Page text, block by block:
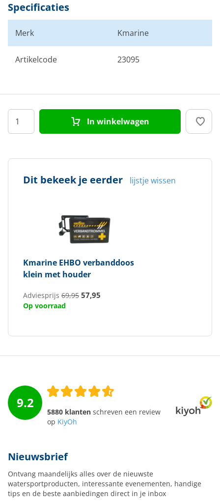
Specificaties
Merk Kmarine
Artikelcode 23095
In winkelwagen
Dit bekeek je eerder lijstje wissen
Kmarine EHBO verbanddoos
klein met houder
Adviesprijs 69,95 57,95
Op voorraad
9.2
5880 klanten schreven een review
op KiyOh
Nieuwsbrief
Ontvang maandelijks alles over de nieuwste
watersportproducten, interessante evenementen, handige
tips en de beste aanbiedingen direct in je inbox